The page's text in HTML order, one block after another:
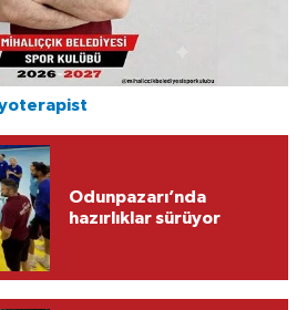
Odunpazarı’nda
hazırlıklar sürüyor